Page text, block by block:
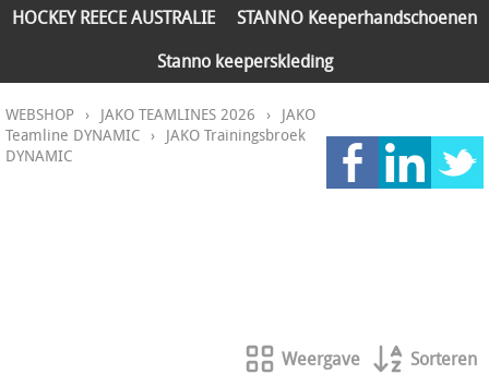
JAKO Running 2026
JAKO TEAMLINES 2026
PARTNERS
Klantengroepen
Verzending - betaling
CONTACT
HOCKEY REECE AUSTRALIE
STANNO Keeperhandschoenen
Stanno keeperskleding
WEBSHOP › JAKO TEAMLINES 2026 › JAKO
Teamline DYNAMIC › JAKO Trainingsbroek
DYNAMIC
Weergave Sorteren